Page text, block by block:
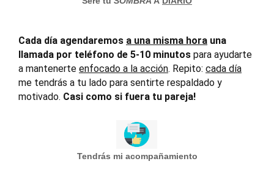
Cada día agendaremos a una misma hora una
llamada por teléfono de 5-10 minutos para ayudarte
a mantenerte enfocado a la acción. Repito: cada día
me tendrás a tu lado para sentirte respaldado y
motivado. Casi como si fuera tu pareja!
Tendrás mi acompañamiento